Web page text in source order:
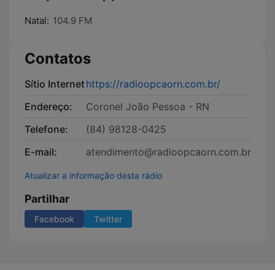
Natal: 104.9 FM
Contatos
Sítio Internethttps://radioopcaorn.com.br/
Endereço:
Coronel João Pessoa - RN
Telefone:
(84) 98128-0425
E-mail:
atendimento@radioopcaorn.com.br
Atualizar a informação desta rádio
Partilhar
Facebook Twitter